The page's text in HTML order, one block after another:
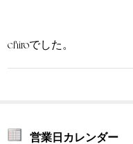
chiroでした。
営業日カレンダー